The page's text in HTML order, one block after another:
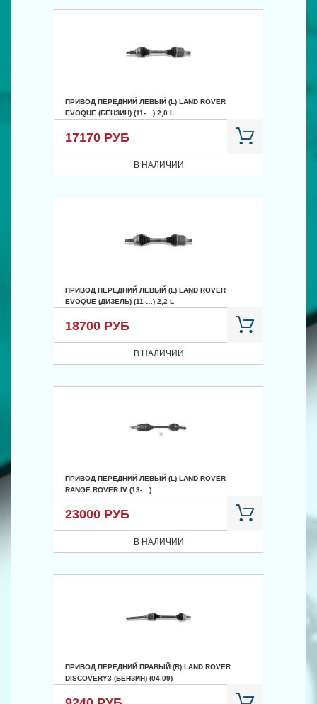
ПРИВОД ПЕРЕДНИЙ ЛЕВЫЙ (L) LAND ROVER
EVOQUE (БЕНЗИН) (11-…) 2,0 L
17170 РУБ
В НАЛИЧИИ
ПРИВОД ПЕРЕДНИЙ ЛЕВЫЙ (L) LAND ROVER
EVOQUE (ДИЗЕЛЬ) (11-…) 2,2 L
18700 РУБ
В НАЛИЧИИ
ПРИВОД ПЕРЕДНИЙ ЛЕВЫЙ (L) LAND ROVER
RANGE ROVER IV (13-…)
23000 РУБ
В НАЛИЧИИ
ПРИВОД ПЕРЕДНИЙ ПРАВЫЙ (R) LAND ROVER
DISCOVERY3 (БЕНЗИН) (04-09)